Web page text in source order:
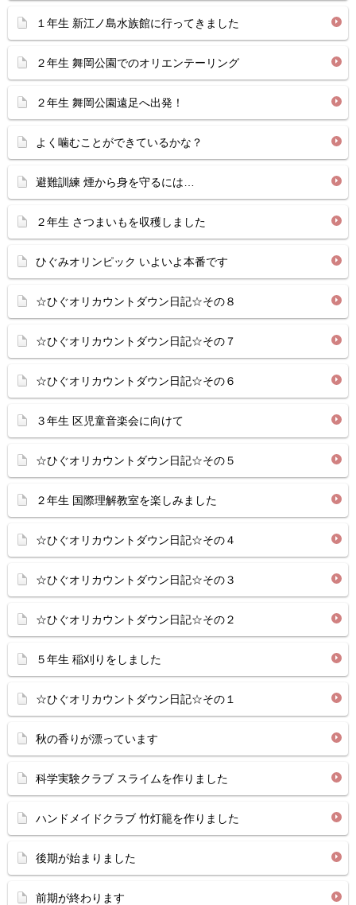
１年生 新江ノ島水族館に行ってきました
２年生 舞岡公園でのオリエンテーリング
２年生 舞岡公園遠足へ出発！
よく噛むことができているかな？
避難訓練 煙から身を守るには…
２年生 さつまいもを収穫しました
ひぐみオリンピック いよいよ本番です
☆ひぐオリカウントダウン日記☆その８
☆ひぐオリカウントダウン日記☆その７
☆ひぐオリカウントダウン日記☆その６
３年生 区児童音楽会に向けて
☆ひぐオリカウントダウン日記☆その５
２年生 国際理解教室を楽しみました
☆ひぐオリカウントダウン日記☆その４
☆ひぐオリカウントダウン日記☆その３
☆ひぐオリカウントダウン日記☆その２
５年生 稲刈りをしました
☆ひぐオリカウントダウン日記☆その１
秋の香りが漂っています
科学実験クラブ スライムを作りました
ハンドメイドクラブ 竹灯籠を作りました
後期が始まりました
前期が終わります